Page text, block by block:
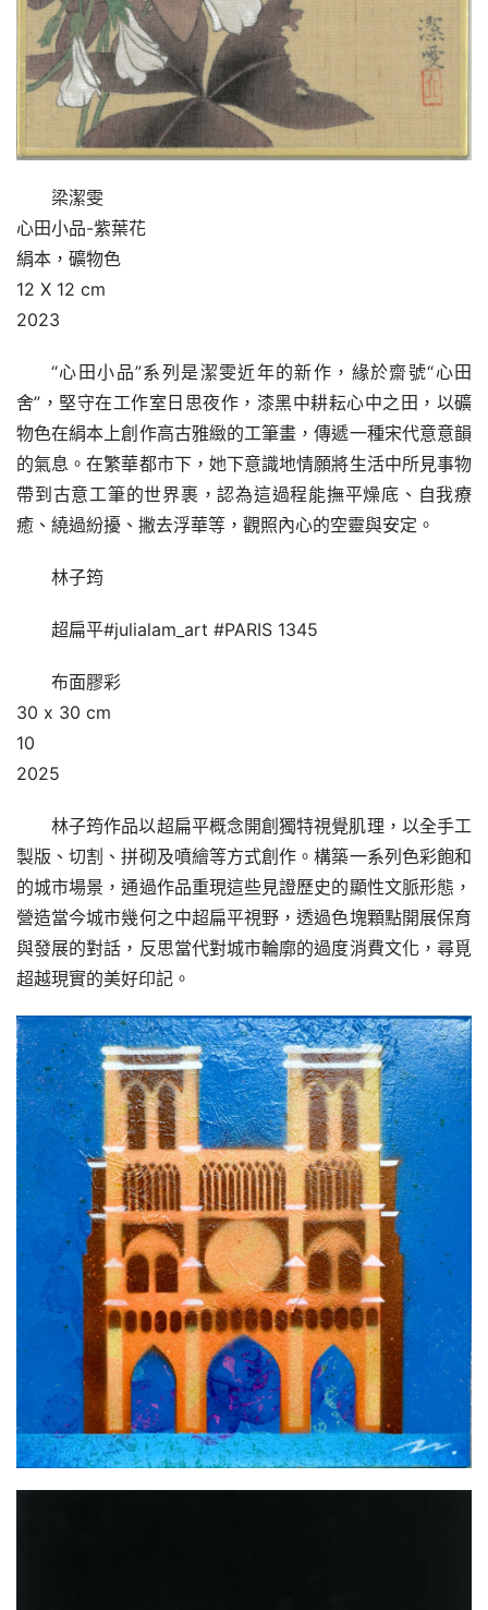
梁潔雯
心田小品-紫葉花
絹本，礦物色
12 X 12 cm
2023
“心田小品”系列是潔雯近年的新作，緣於齋號“心田
舍”，堅守在工作室日思夜作，漆黑中耕耘心中之田，以礦
物色在絹本上創作高古雅緻的工筆畫，傳遞一種宋代意意韻
的氣息。在繁華都市下，她下意識地情願將生活中所見事物
帶到古意工筆的世界裹，認為這過程能撫平燥底、自我療
癒、繞過紛擾、撇去浮華等，觀照內心的空靈與安定。
林子筠
超扁平#julialam_art #PARIS 1345
布面膠彩
30 x 30 cm
10
2025
林子筠作品以超扁平概念開創獨特視覺肌理，以全手工
製版、切割、拼砌及噴繪等方式創作。構築一系列色彩飽和
的城市場景，通過作品重現這些見證歷史的顯性文脈形態，
營造當今城市幾何之中超扁平視野，透過色塊顆點開展保育
與發展的對話，反思當代對城市輪廓的過度消費文化，尋覓
超越現實的美好印記。